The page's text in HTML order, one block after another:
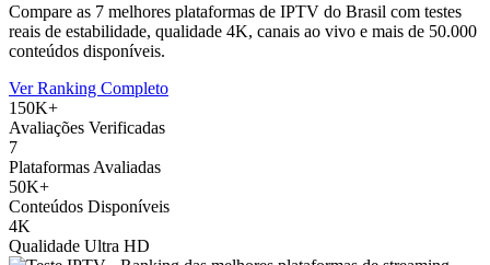
Compare as 7 melhores plataformas de IPTV do Brasil com testes
reais de estabilidade, qualidade 4K, canais ao vivo e mais de 50.000
conteúdos disponíveis.
Ver Ranking Completo
150K+
Avaliações Verificadas
7
Plataformas Avaliadas
50K+
Conteúdos Disponíveis
4K
Qualidade Ultra HD